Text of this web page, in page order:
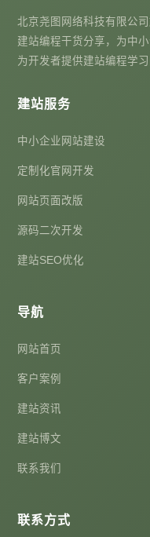
北京尧图网络科技有限公
建站编程干货分享，为中
为开发者提供建站编程学习
建站服务
中小企业网站建设
定制化官网开发
网站页面改版
源码二次开发
建站SEO优化
导航
网站首页
客户案例
建站资讯
建站博文
联系我们
联系方式